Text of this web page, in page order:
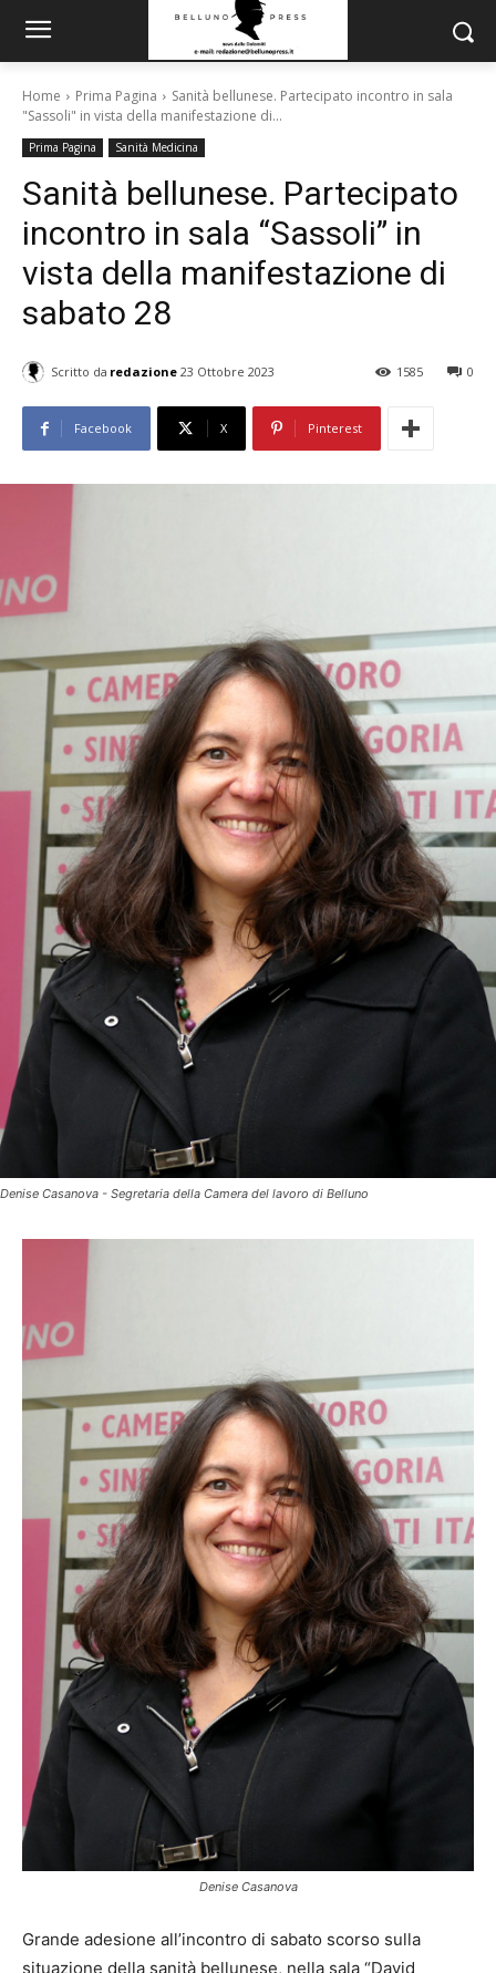
Home Prima Pagina
Sanità bellunese. Partecipato incontro in sala
"Sassoli" in vista della manifestazione di...
Prima Pagina Sanità Medicina
Sanità bellunese. Partecipato
incontro in sala “Sassoli” in
vista della manifestazione di
sabato 28
Scritto da redazione 23 Ottobre 2023 0
1585
Facebook X Pinterest
Denise Casanova - Segretaria della Camera del lavoro di Belluno
Denise Casanova
Grande adesione all’incontro di sabato scorso sulla
situazione della sanità bellunese, nella sala “David